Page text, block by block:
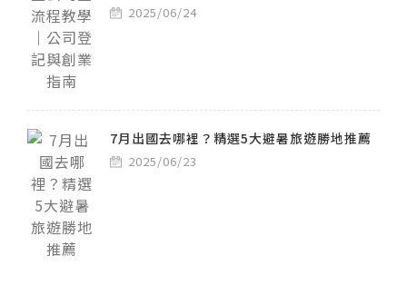
2025/06/24
7月出國去哪裡？精選5大避暑旅遊勝地推薦
2025/06/23